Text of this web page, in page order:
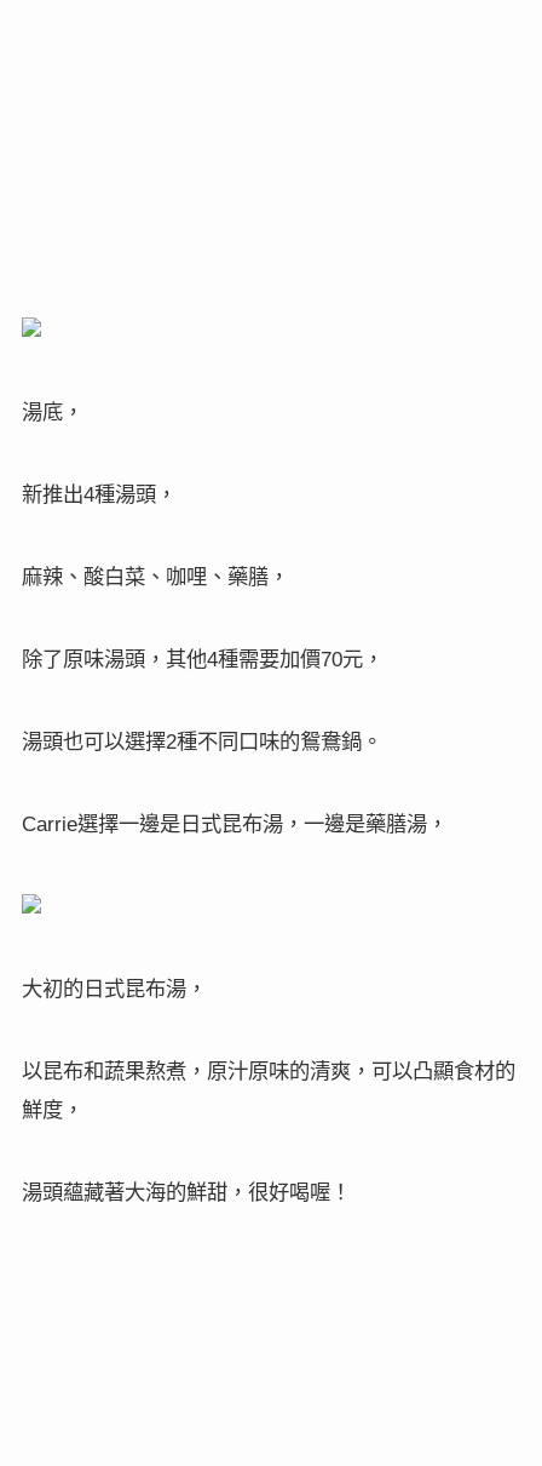
湯底，
新推出4種湯頭，
麻辣、酸白菜、咖哩、藥膳，
除了原味湯頭，其他4種需要加價70元，
湯頭也可以選擇2種不同口味的鴛鴦鍋。
Carrie選擇一邊是日式昆布湯，一邊是藥膳湯，
大初的日式昆布湯，
以昆布和蔬果熬煮，原汁原味的清爽，可以凸顯食材的
鮮度，
湯頭蘊藏著大海的鮮甜，很好喝喔！